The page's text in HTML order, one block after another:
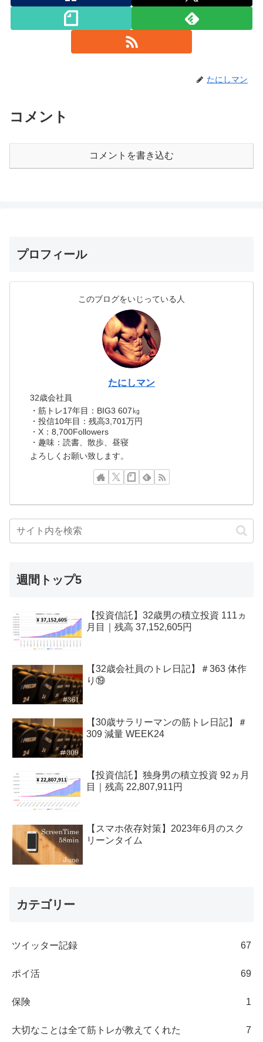
たにしマン
コメント
コメントを書き込む
プロフィール
このブログをいじっている人
たにしマン
32歳会社員
・筋トレ17年目：BIG3 607㎏
・投信10年目：残高3,701万円
・X：8,700Followers
・趣味：読書、散歩、昼寝
よろしくお願い致します。
週間トップ5
【投資信託】32歳男の積立投資 111ヵ
月目｜残高 37,152,605円
【32歳会社員のトレ日記】＃363 体作
り⑲
【30歳サラリーマンの筋トレ日記】＃
309 減量 WEEK24
【投資信託】独身男の積立投資 92ヵ月
目｜残高 22,807,911円
【スマホ依存対策】2023年6月のスク
リーンタイム
カテゴリー
ツイッター記録 67
ポイ活 69
保険 1
大切なことは全て筋トレが教えてくれた 7